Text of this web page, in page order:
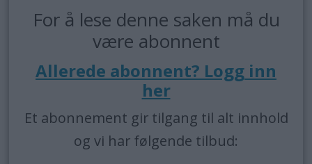
For å lese denne saken må du
være abonnent
Allerede abonnent? Logg inn
her
Et abonnement gir tilgang til alt innhold
og vi har følgende tilbud: